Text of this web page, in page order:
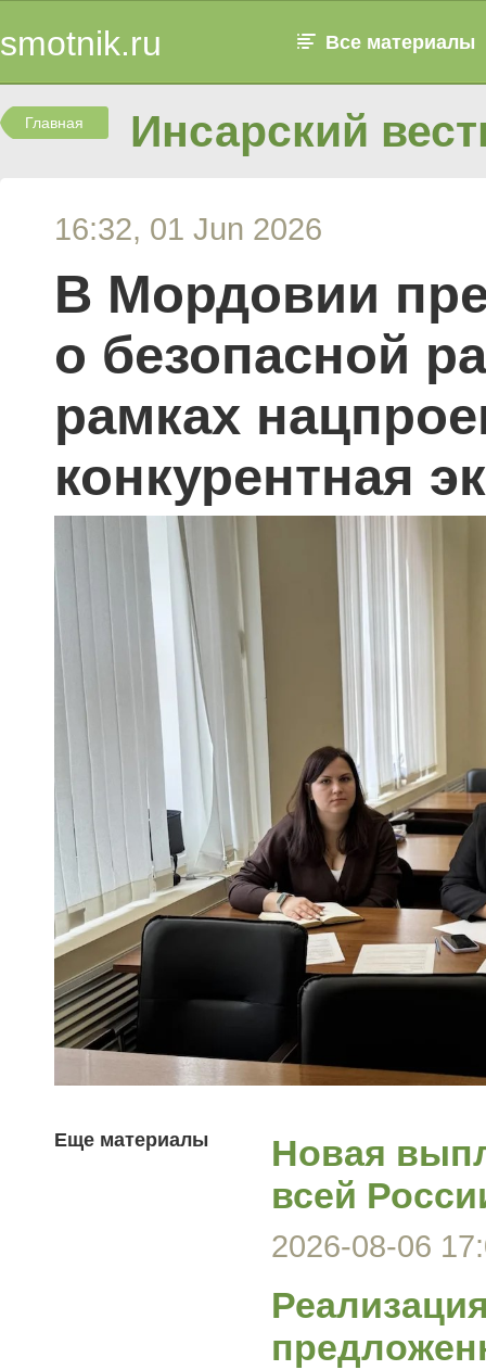
smotnik.ru Все материалы
Главная Инсарский
16:32, 01 Jun 2026
В Мордовии
о безопасной
рамках
конкурентная
Еще материалы
Новая
всей
2026-08-06